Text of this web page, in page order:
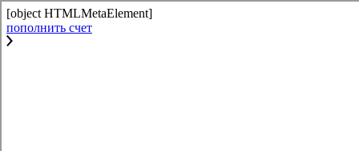
[object HTMLMetaElement]
пополнить счет